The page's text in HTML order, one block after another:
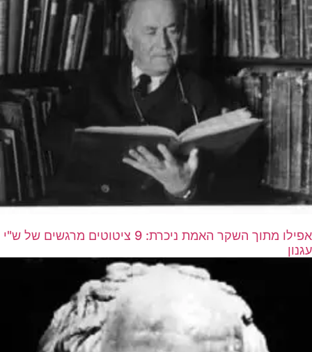
אפילו מתוך השקר האמת ניכרת: 9 ציטוטים מרגשים של ש"י
עגנון